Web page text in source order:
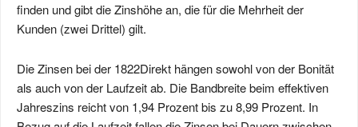
finden und gibt die Zinshöhe an, die für die Mehrheit der
Kunden (zwei Drittel) gilt.
Die Zinsen bei der 1822Direkt hängen sowohl von der Bonität
als auch von der Laufzeit ab. Die Bandbreite beim effektiven
Jahreszins reicht von 1,94 Prozent bis zu 8,99 Prozent. In